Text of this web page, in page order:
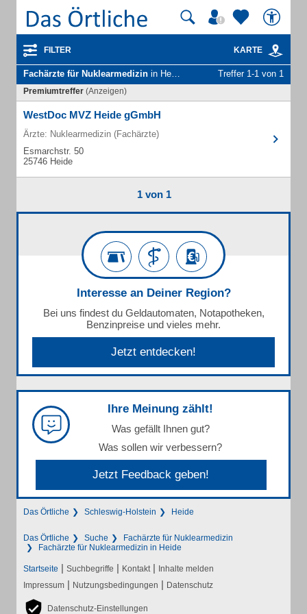
FILTER KARTE
Fachärzte für Nuklearmedizin in Heide Holst Treffer 1-1 von 1
Premiumtreffer (Anzeigen)
WestDoc MVZ Heide gGmbH
Ärzte: Nuklearmedizin (Fachärzte)
Esmarchstr. 50
25746 Heide
1 von 1
Interesse an Deiner Region?
Bei uns findest du Geldautomaten, Notapotheken,
Benzinpreise und vieles mehr.
Jetzt entdecken!
Ihre Meinung zählt!
Was gefällt Ihnen gut?
Was sollen wir verbessern?
Jetzt Feedback geben!
Das Örtliche Schleswig-Holstein Heide
Das Örtliche Suche
Fachärzte für Nuklearmedizin
Fachärzte für Nuklearmedizin in Heide
Startseite | Suchbegriffe | Kontakt | Inhalte melden
Impressum | Nutzungsbedingungen | Datenschutz
Datenschutz-Einstellungen